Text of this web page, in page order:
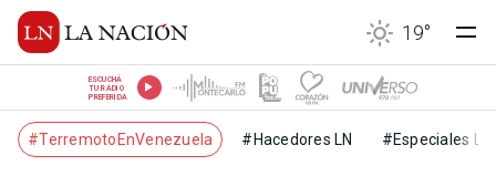
19°
ESCUCHÁ
TU RADIO
PREFERIDA
#TerremotoEnVenezuela #Hacedores LN #Especiales LN